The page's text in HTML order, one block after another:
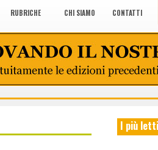
RUBRICHE CHI SIAMO CONTATTI
I più letti